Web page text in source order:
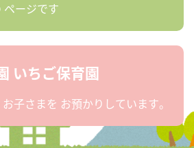
ページです
いちご保育園
お子さまを お預かりしています。